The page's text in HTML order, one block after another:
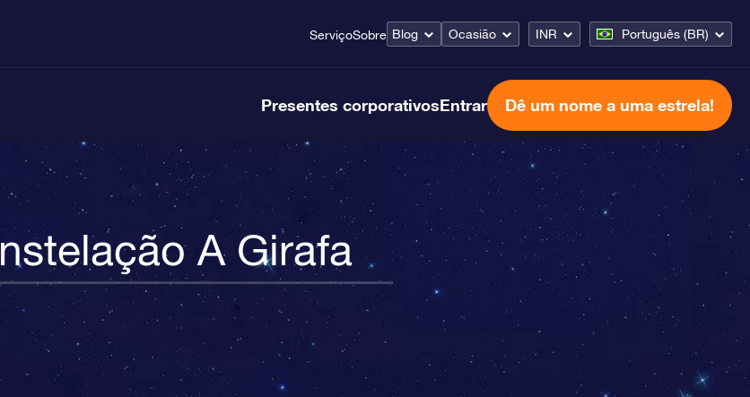
ServiçoSobre Blog Ocasião INR Português (BR)
Presentes corporativosEntrar Dê um nome a uma estrela!
A Girafa